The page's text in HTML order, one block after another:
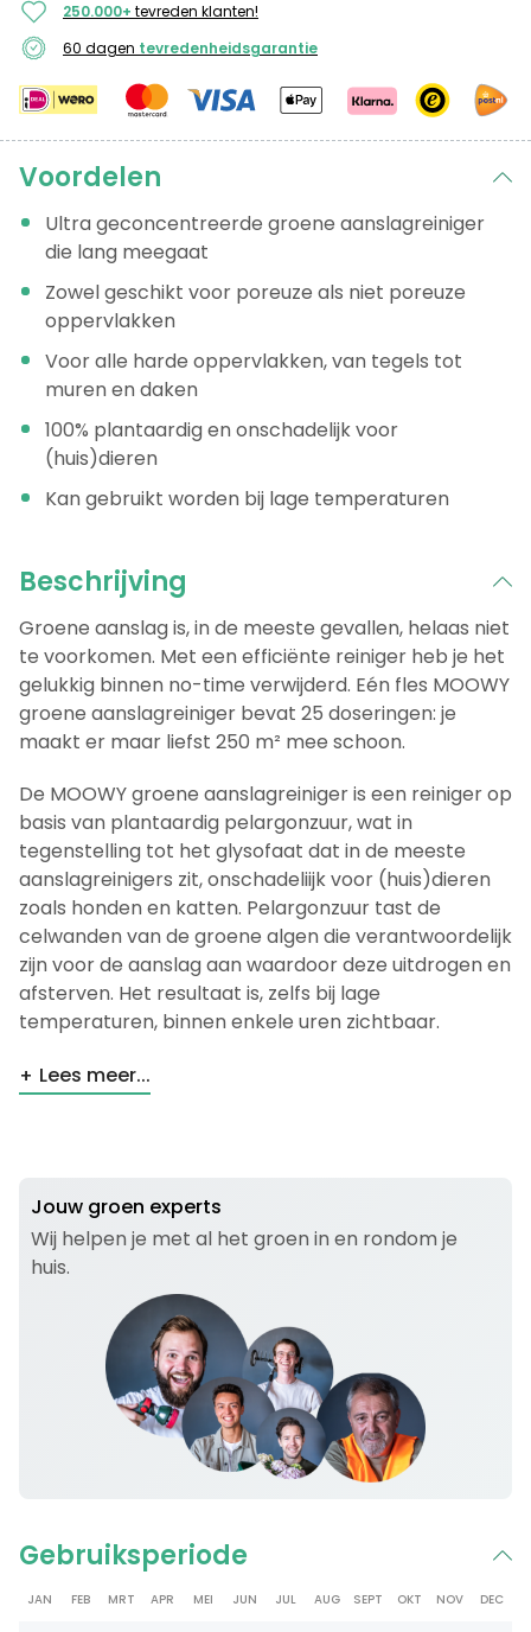
250.000+ tevreden klanten!
60 dagen tevredenheidsgarantie
Voordelen
Ultra geconcentreerde groene aanslagreiniger
die lang meegaat
Zowel geschikt voor poreuze als niet poreuze
oppervlakken
Voor alle harde oppervlakken, van tegels tot
muren en daken
100% plantaardig en onschadelijk voor
(huis)dieren
Kan gebruikt worden bij lage temperaturen
Beschrijving
Groene aanslag is, in de meeste gevallen, helaas niet
te voorkomen. Met een efficiënte reiniger heb je het
gelukkig binnen no-time verwijderd. Eén fles MOOWY
groene aanslagreiniger bevat 25 doseringen: je
maakt er maar liefst 250 m² mee schoon.
De MOOWY groene aanslagreiniger is een reiniger op
basis van plantaardig pelargonzuur, wat in
tegenstelling tot het glysofaat dat in de meeste
aanslagreinigers zit, onschadeliijk voor (huis)dieren
zoals honden en katten. Pelargonzuur tast de
celwanden van de groene algen die verantwoordelijk
zijn voor de aanslag aan waardoor deze uitdrogen en
afsterven. Het resultaat is, zelfs bij lage
temperaturen, binnen enkele uren zichtbaar.
Lees meer...
Jouw groen experts
Wij helpen je met al het groen in en rondom je
huis.
Gebruiksperiode
JAN FEB MRT APR MEI JUN JUL AUG SEPT OKT NOV DEC